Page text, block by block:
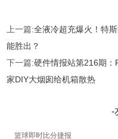
上一篇:全液冷超充爆火！特
能胜出？
下一篇:硬件情报站第216期
家DIY大烟囱给机箱散热
-
篮球即时比分捷报